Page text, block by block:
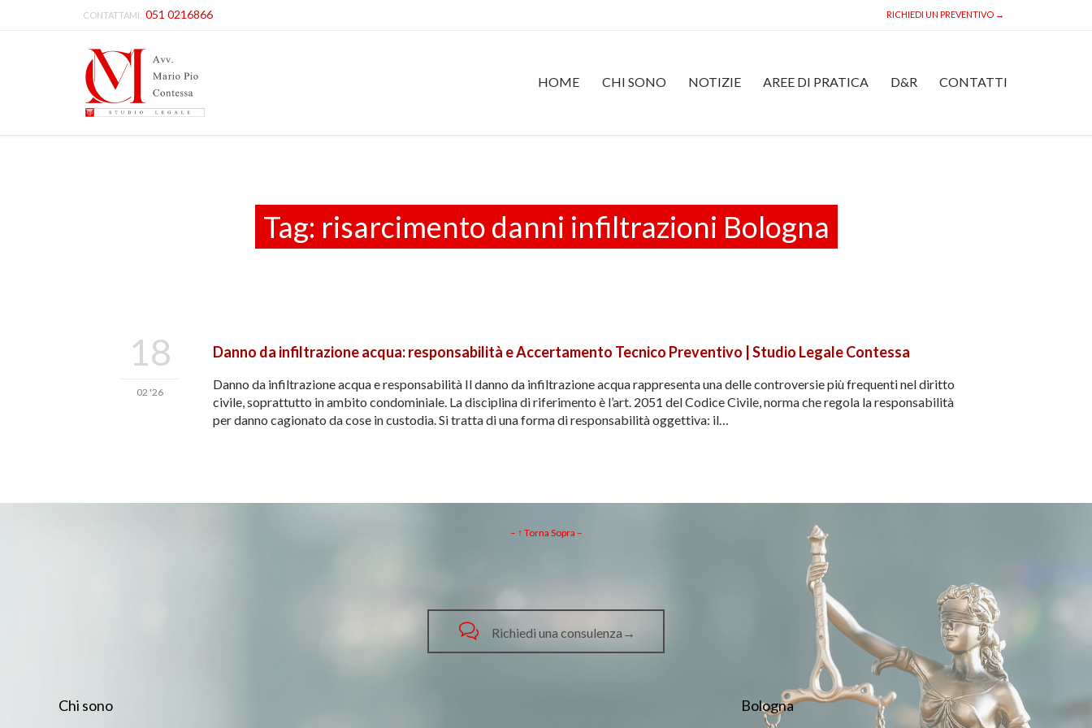
CONTATTAMI: 051 0216866 RICHIEDI UN PREVENTIVO →
HOME CHI SONO NOTIZIE AREE DI PRATICA D&R CONTATTI
Tag: risarcimento danni infiltrazioni Bologna
18
02 '26
Danno da infiltrazione acqua: responsabilità e Accertamento Tecnico Preventivo | Studio Legale Contessa
Danno da infiltrazione acqua e responsabilità Il danno da infiltrazione acqua rappresenta una delle controversie più frequenti nel diritto
civile, soprattutto in ambito condominiale. La disciplina di riferimento è l’art. 2051 del Codice Civile, norma che regola la responsabilità
per danno cagionato da cose in custodia. Si tratta di una forma di responsabilità oggettiva: il…
– ↑ Torna Sopra –
 Richiedi una consulenza→
Chi sono Bologna